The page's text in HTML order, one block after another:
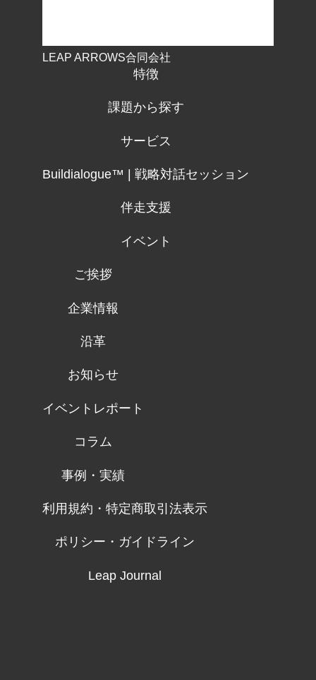
LEAP ARROWS合同会社
特徴
課題から探す
サービス
Buildialogue™ | 戦略対話セッション
伴走支援
イベント
ご挨拶
企業情報
沿革
お知らせ
イベントレポート
コラム
事例・実績
利用規約・特定商取引法表示
ポリシー・ガイドライン
Leap Journal